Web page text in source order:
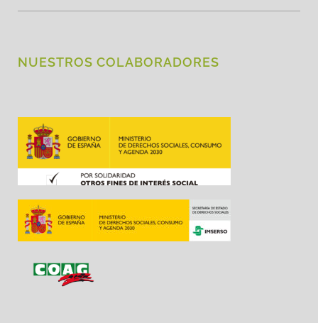
NUESTROS COLABORADORES